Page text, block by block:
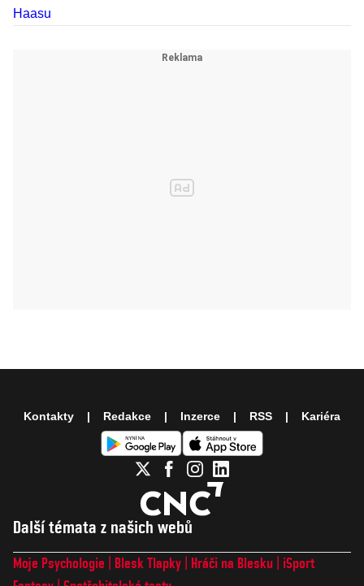
Další témata z našich webů
Moje Psychologie Blesk Tlapky Hráči na Blesku
iSport
Kontakty Redakce Inzerce RSS Kariéra